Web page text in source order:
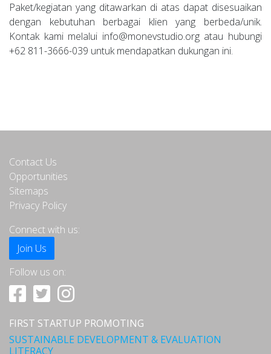
Paket/kegiatan yang ditawarkan di atas dapat disesuaikan
dengan kebutuhan berbagai klien yang berbeda/unik.
Kontak kami melalui info@monevstudio.org atau hubungi
+62 811-3666-039 untuk mendapatkan dukungan ini.
Contact Us
Opportunities
Sitemaps
Privacy Policy
Connect with us:
Join Us
Follow us on:
FIRST STARTUP PROMOTING
SUSTAINABLE DEVELOPMENT & EVALUATION
LITERACY